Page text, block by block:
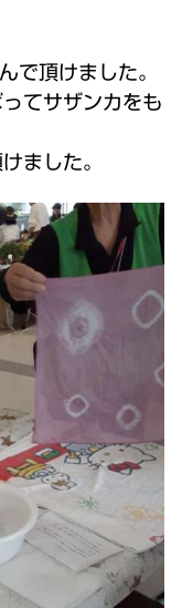
で頂けました。
てサザンカをも
ました。